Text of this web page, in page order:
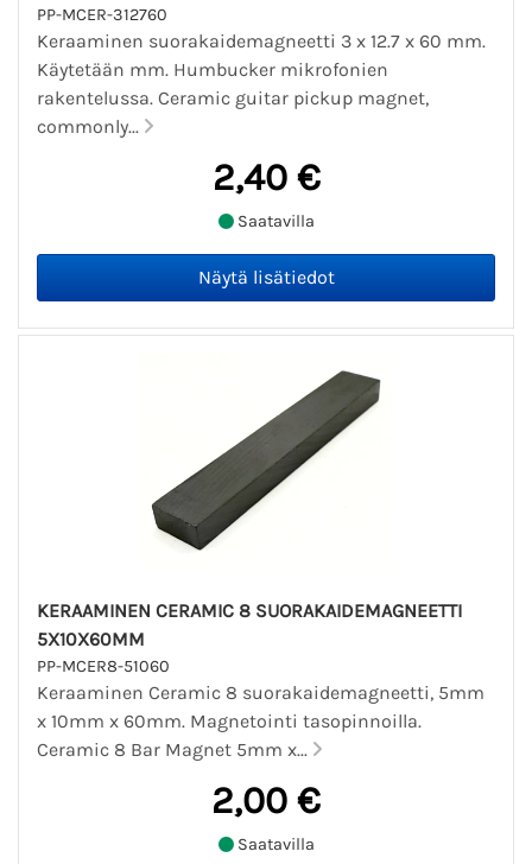
PP-MCER-312760
Keraaminen suorakaidemagneetti 3 x 12.7 x 60 mm.
Käytetään mm. Humbucker mikrofonien
rakentelussa. Ceramic guitar pickup magnet,
commonly...
2,40 €
Saatavilla
KERAAMINEN CERAMIC 8 SUORAKAIDEMAGNEETTI
5X10X60MM
PP-MCER8-51060
Keraaminen Ceramic 8 suorakaidemagneetti, 5mm
x 10mm x 60mm. Magnetointi tasopinnoilla.
Ceramic 8 Bar Magnet 5mm x...
2,00 €
Saatavilla